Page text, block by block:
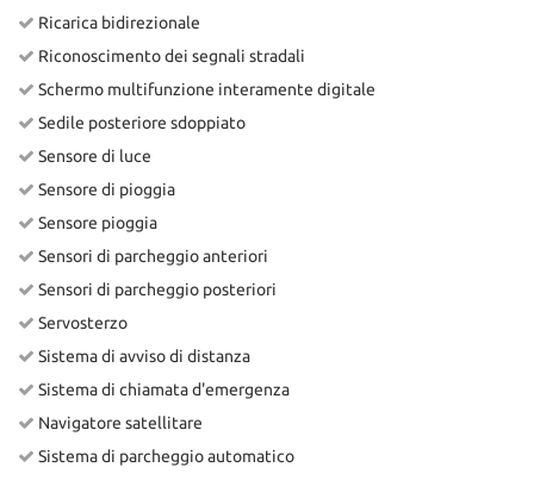
Ricarica bidirezionale
Riconoscimento dei segnali stradali
Schermo multifunzione interamente digitale
Sedile posteriore sdoppiato
Sensore di luce
Sensore di pioggia
Sensore pioggia
Sensori di parcheggio anteriori
Sensori di parcheggio posteriori
Servosterzo
Sistema di avviso di distanza
Sistema di chiamata d'emergenza
Navigatore satellitare
Sistema di parcheggio automatico